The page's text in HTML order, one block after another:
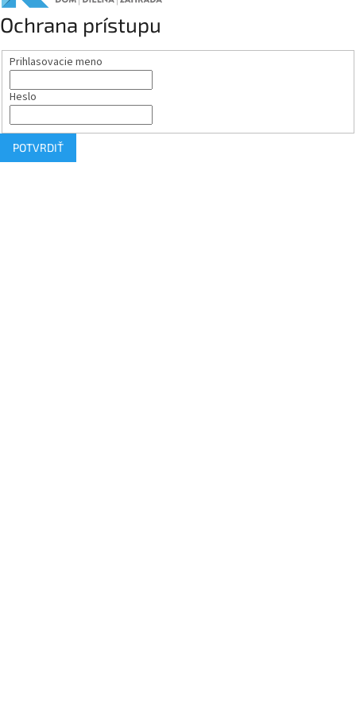
Ochrana prístupu
Prihlasovacie meno
Heslo
POTVRDIŤ